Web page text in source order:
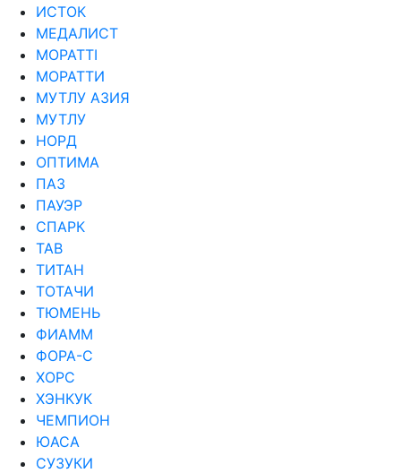
ИСТОК
МЕДАЛИСТ
МОРАТТI
МОРАТТИ
МУТЛУ АЗИЯ
МУТЛУ
НОРД
ОПТИМА
ПАЗ
ПАУЭР
СПАРК
ТАВ
ТИТАН
ТОТАЧИ
ТЮМЕНЬ
ФИАММ
ФОРА-С
ХОРС
ХЭНКУК
ЧЕМПИОН
ЮАСА
СУЗУКИ